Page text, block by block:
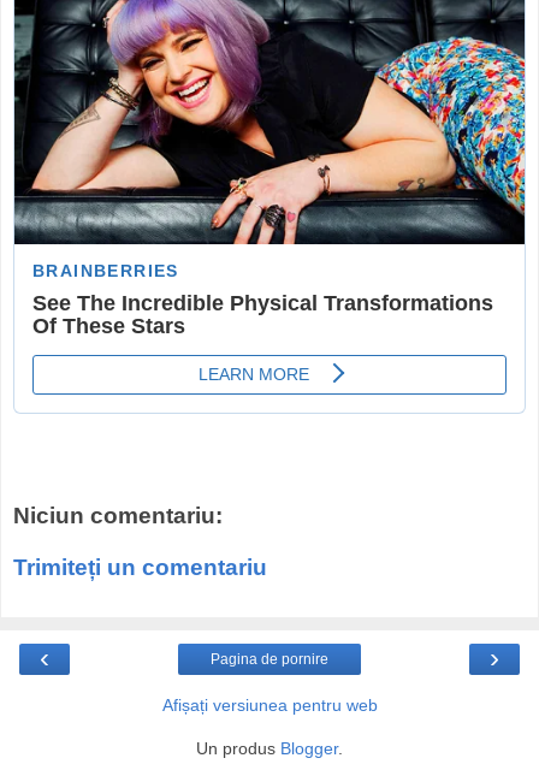
Niciun comentariu:
Trimiteți un comentariu
‹ ›
Pagina de pornire
Afișați versiunea pentru web
Un produs Blogger.